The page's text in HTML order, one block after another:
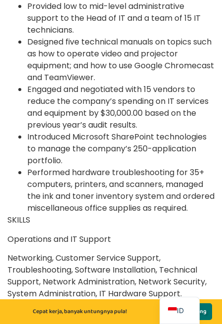
Provided low to mid-level administrative
support to the Head of IT and a team of 15 IT
technicians.
Designed five technical manuals on topics such
as how to operate video and projector
equipment; and how to use Google Chromecast
and TeamViewer.
Engaged and negotiated with 15 vendors to
reduce the company’s spending on IT services
and equipment by $30,000.00 based on the
previous year’s audit results.
Introduced Microsoft SharePoint technologies
to manage the company’s 250-application
portfolio.
Performed hardware troubleshooting for 35+
computers, printers, and scanners, managed
the ink and toner inventory system and ordered
miscellaneous office supplies as required.
SKILLS
Operations and IT Support
Networking, Customer Service Support,
Troubleshooting, Software Installation, Technical
Support, Network Administration, Network Security,
System Administration, IT Hardware Support.
Tools and Frameworks
Cepat kerja, banyak untungnya pula! Lamar Sekarang
ID
EN